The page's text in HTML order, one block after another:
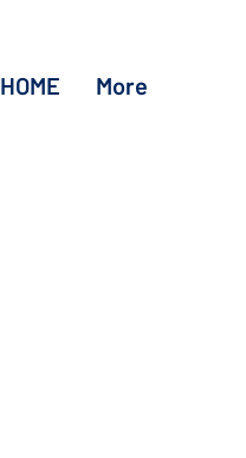
HOME More